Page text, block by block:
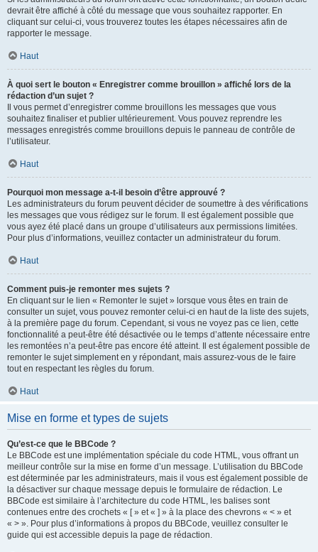
devrait être affiché à côté du message que vous souhaitez rapporter. En
cliquant sur celui-ci, vous trouverez toutes les étapes nécessaires afin de
rapporter le message.
Haut
À quoi sert le bouton « Enregistrer comme brouillon » affiché lors de la
rédaction d’un sujet ?
Il vous permet d’enregistrer comme brouillons les messages que vous
souhaitez finaliser et publier ultérieurement. Vous pouvez reprendre les
messages enregistrés comme brouillons depuis le panneau de contrôle de
l’utilisateur.
Haut
Pourquoi mon message a-t-il besoin d’être approuvé ?
Les administrateurs du forum peuvent décider de soumettre à des vérifications
les messages que vous rédigez sur le forum. Il est également possible que
vous ayez été placé dans un groupe d’utilisateurs aux permissions limitées.
Pour plus d’informations, veuillez contacter un administrateur du forum.
Haut
Comment puis-je remonter mes sujets ?
En cliquant sur le lien « Remonter le sujet » lorsque vous êtes en train de
consulter un sujet, vous pouvez remonter celui-ci en haut de la liste des sujets,
à la première page du forum. Cependant, si vous ne voyez pas ce lien, cette
fonctionnalité a peut-être été désactivée ou le temps d’attente nécessaire entre
les remontées n’a peut-être pas encore été atteint. Il est également possible de
remonter le sujet simplement en y répondant, mais assurez-vous de le faire
tout en respectant les règles du forum.
Haut
Mise en forme et types de sujets
Qu’est-ce que le BBCode ?
Le BBCode est une implémentation spéciale du code HTML, vous offrant un
meilleur contrôle sur la mise en forme d’un message. L’utilisation du BBCode
est déterminée par les administrateurs, mais il vous est également possible de
la désactiver sur chaque message depuis le formulaire de rédaction. Le
BBCode est similaire à l’architecture du code HTML, les balises sont
contenues entre des crochets « [ » et « ] » à la place des chevrons « < » et
« > ». Pour plus d’informations à propos du BBCode, veuillez consulter le
guide qui est accessible depuis la page de rédaction.